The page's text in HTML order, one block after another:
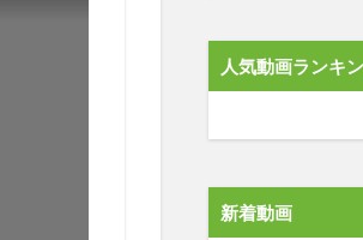
人気動画ランキ
新着動画